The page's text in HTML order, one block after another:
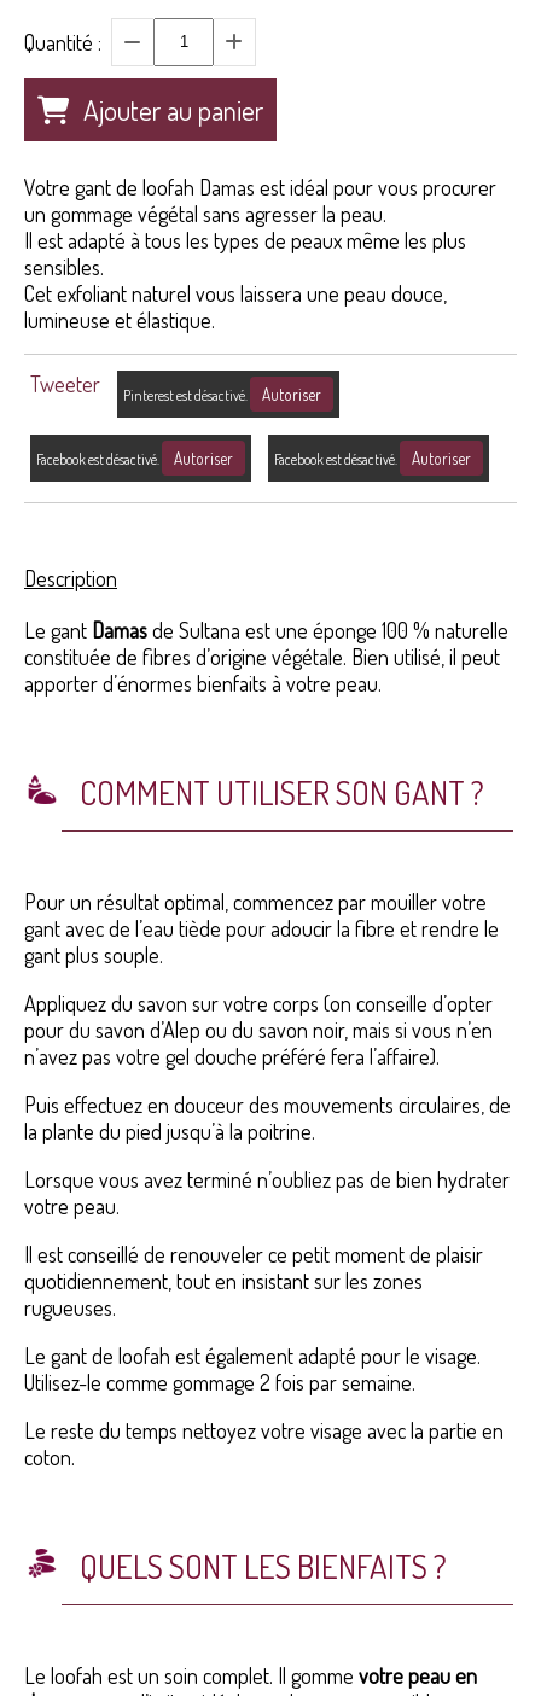
Quantité :
Ajouter au panier
Votre gant de loofah Damas est idéal pour vous procurer
un gommage végétal sans agresser la peau.
Il est adapté à tous les types de peaux même les plus
sensibles.
Cet exfoliant naturel vous laissera une peau douce,
lumineuse et élastique.
Tweeter Pinterest est désactivé. Autoriser
Facebook est désactivé. Autoriser Facebook est désactivé. Autoriser
Description
Le gant Damasde Sultana est une éponge 100 % naturelle
constituée de fibres d’origine végétale. Bien utilisé, il peut
apporter d’énormes bienfaits à votre peau.
COMMENT UTILISER SON GANT ?
Pour un résultat optimal, commencez par mouiller votre
gant avec de l’eau tiède pour adoucir la fibre et rendre le
gant plus souple.
Appliquez du savon sur votre corps (on conseille d’opter
pour du savon d’Alep ou du savon noir, mais si vous n’en
n’avez pas votre gel douche préféré fera l’affaire).
Puis effectuez en douceur des mouvements circulaires, de
la plante du pied jusqu’à la poitrine.
Lorsque vous avez terminé n’oubliez pas de bien hydrater
votre peau.
Il est conseillé de renouveler ce petit moment de plaisir
quotidiennement, tout en insistant sur les zones
rugueuses.
Le gant de loofah est également adapté pour le visage.
Utilisez-le comme gommage 2 fois par semaine.
Le reste du temps nettoyez votre visage avec la partie en
coton.
QUELS SONT LES BIENFAITS ?
Le loofah est un soin complet. Il gomme votre peau en